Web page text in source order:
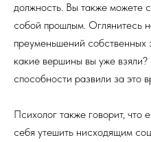
должность. Вы также можете
собой прошлым. Оглянитесь
преуменьшений собственных
какие вершины вы уже
способности развили за это
Психолог также говорит, что
себя утешить нисходящим